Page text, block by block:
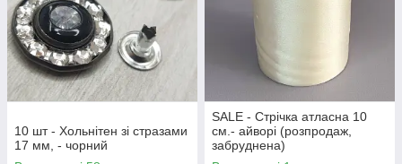
10 шт - Хольнітен зі стразами
17 мм, - чорний
SALE - Стрічка атласна 10
см.- айворі (розпродаж,
забруднена)